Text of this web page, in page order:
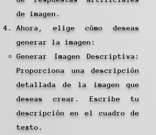
de imagen.
Ahora, elige cómo deseas
generar la imagen:
Generar Imagen Descriptiva:
Proporciona una descripción
detallada de la imagen que
deseas crear. Escribe tu
descripción en el cuadro de
texto.